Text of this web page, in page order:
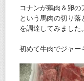
コナンが鶏肉＆卵
という馬肉の切り
を調達してみました。
初めて牛肉でジャー